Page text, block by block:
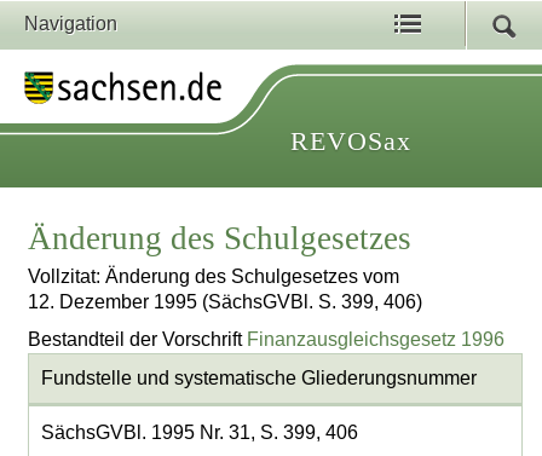
Navigation
REVOSax
Änderung des Schulgesetzes
Vollzitat: Änderung des Schulgesetzes vom
12. Dezember 1995 (SächsGVBl. S. 399, 406)
Bestandteil der Vorschrift Finanzausgleichsgesetz 1996
Fundstelle und systematische Gliederungsnummer
SächsGVBl. 1995 Nr. 31, S. 399, 406